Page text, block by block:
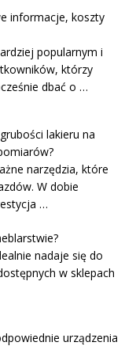
informacje, koszty
popularnym i
którzy
dbać o …
lakieru na
narzędzia, które
W dobie
…
nadaje się do
w sklepach
urządzenia